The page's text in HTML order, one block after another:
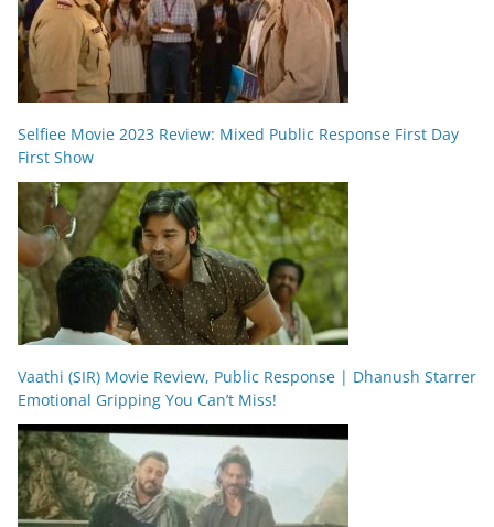
Selfiee Movie 2023 Review: Mixed Public Response First Day
First Show
Vaathi (SIR) Movie Review, Public Response | Dhanush Starrer
Emotional Gripping You Can’t Miss!